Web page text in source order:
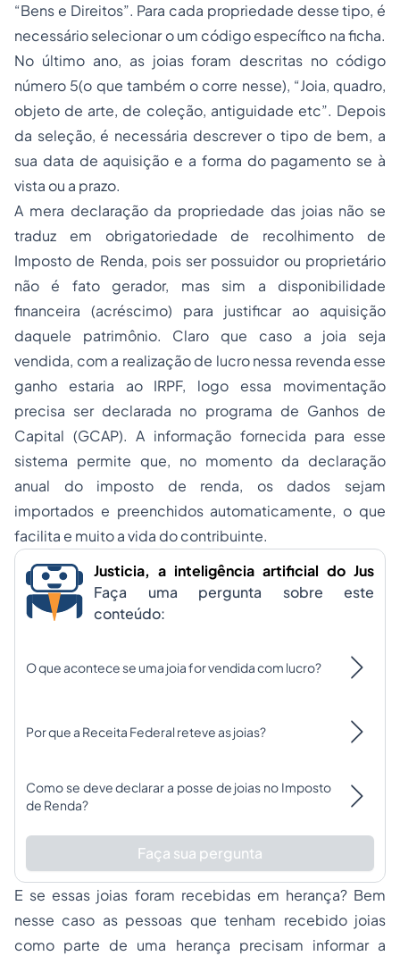
“Bens e Direitos”. Para cada propriedade desse tipo, é
necessário selecionar o um código específico na ficha.
No último ano, as joias foram descritas no código
número 5(o que também o corre nesse), “Joia, quadro,
objeto de arte, de coleção, antiguidade etc”. Depois
da seleção, é necessária descrever o tipo de bem, a
sua data de aquisição e a forma do pagamento se à
vista ou a prazo.
A mera declaração da propriedade das joias não se
traduz em obrigatoriedade de recolhimento de
Imposto de Renda, pois ser possuidor ou proprietário
não é fato gerador, mas sim a disponibilidade
financeira (acréscimo) para justificar ao aquisição
daquele patrimônio. Claro que caso a joia seja
vendida, com a realização de lucro nessa revenda esse
ganho estaria ao IRPF, logo essa movimentação
precisa ser declarada no programa de Ganhos de
Capital (GCAP). A informação fornecida para esse
sistema permite que, no momento da declaração
anual do imposto de renda, os dados sejam
importados e preenchidos automaticamente, o que
facilita e muito a vida do contribuinte.
Justicia, a inteligência artificial do Jus
Faça uma pergunta sobre este
conteúdo:
O que acontece se uma joia for vendida com lucro?
Por que a Receita Federal reteve as joias?
Como se deve declarar a posse de joias no Imposto
de Renda?
Faça sua pergunta
E se essas joias foram recebidas em herança? Bem
nesse caso as pessoas que tenham recebido joias
como parte de uma herança precisam informar a